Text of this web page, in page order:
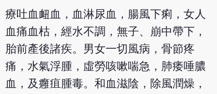
療吐血衄血，血淋尿血，腸風下痢，女人
血痛血枯，經水不調，無子、崩中帶下，
胎前產後諸疾。男女一切風病，骨節疼
痛，水氣浮腫，虛勞咳嗽喘急，肺痿唾膿
血，及癰疽腫毒。和血滋陰，除風潤燥，